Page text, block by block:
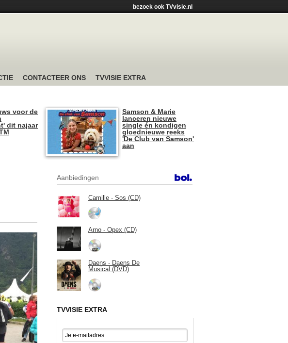
bezoek ook TVvisie.nl
CONTACTEER ONS TVVISIE EXTRA
voor de
dit najaar
Samson & Marie
lanceren nieuwe
single én kondigen
gloednieuwe reeks
'De Club van Samson'
aan
Aanbiedingen
Camille - Sos (CD)
Arno - Opex (CD)
Daens - Daens De
Musical (DVD)
TVVISIE EXTRA